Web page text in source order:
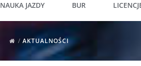
NAUKA JAZDY BUR
/AKTUALNOŚCI